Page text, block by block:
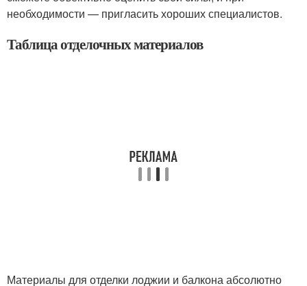
необходимости — пригласить хороших специалистов.
Таблица отделочных материалов
Материалы для отделки лоджии и балкона абсолютно